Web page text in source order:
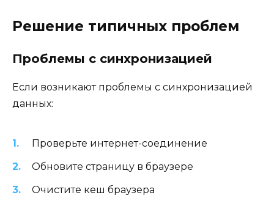
Решение типичных проблем
Проблемы с синхронизацией
Если возникают проблемы с синхронизацией
данных:
Проверьте интернет-соединение
Обновите страницу в браузере
Очистите кеш браузера